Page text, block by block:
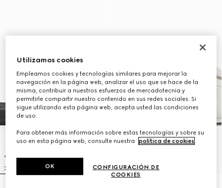
Utilizamos cookies
Empleamos cookies y tecnologías similares para mejorar la
navegación en la página web, analizar el uso que se hace de la
misma, contribuir a nuestros esfuerzos de mercadotecnia y
permitirle compartir nuestro contenido en sus redes sociales. Si
sigue utilizando esta página web, acepta usted las condiciones
de uso.
Para obtener más información sobre estas tecnologías y sobre su
uso en esta página web, consulte nuestra
política de cookies.
CONFIGURACIÓN DE
COOKIES
OK